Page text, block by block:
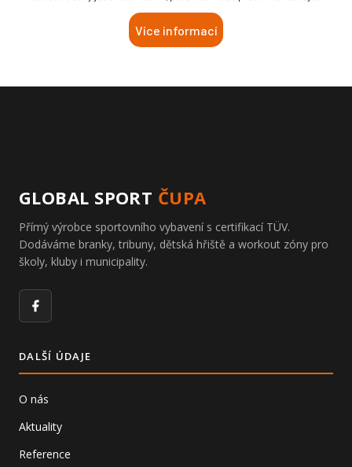
Více informací
GLOBAL SPORT ČUPA
Přímý výrobce sportovního vybavení s certifikací TÜV.
Dodáváme branky, tribuny, dětská hřiště a workout zóny pro
školy, kluby i municipality.
Facebook
DALŠÍ ÚDAJE
O nás
Aktuality
Reference